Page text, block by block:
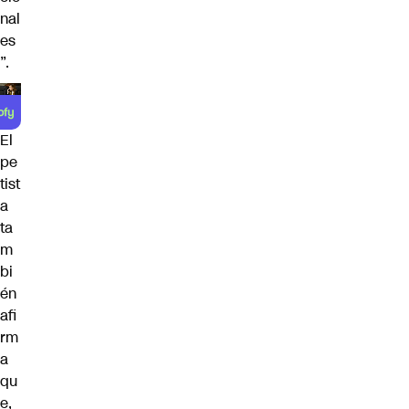
nal
es
”.
El
pe
tist
a
ta
m
bi
én
afi
rm
a
qu
e,